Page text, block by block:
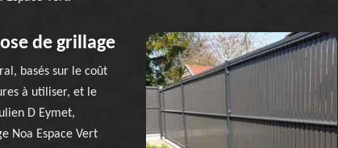
de grillage
basés sur le coût
à utiliser, et le
D Eymet,
Noa Espace Vert